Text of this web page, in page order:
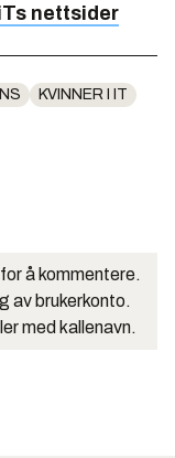
nettsider
KVINNER I IT
å kommentere.
av brukerkonto.
med kallenavn.